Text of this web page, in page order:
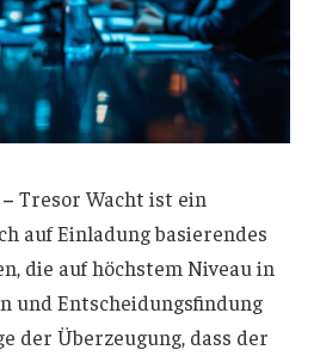
Tresor Wacht ist ein
auf Einladung basierendes
die auf höchstem Niveau in
und Entscheidungsfindung
der Überzeugung, dass der